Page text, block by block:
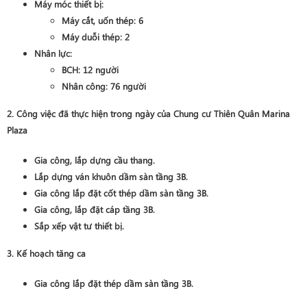
Máy móc thiết bị:
Máy cắt, uốn thép: 6
Máy duỗi thép: 2
Nhân lực:
BCH: 12 người
Nhân công: 76 người
2. Công việc đã thực hiện trong ngày của Chung cư Thiên Quân Marina
Plaza
Gia công, lắp dựng cầu thang.
Lắp dựng ván khuôn dầm sàn tầng 3B.
Gia công lắp đặt cốt thép dầm sàn tầng 3B.
Gia công, lắp đặt cáp tầng 3B.
Sắp xếp vật tư thiết bị.
3. Kế hoạch tăng ca
Gia công lắp đặt thép dầm sàn tầng 3B.